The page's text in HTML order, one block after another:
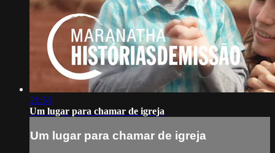
21:53
Um lugar para chamar de igreja
Um lugar para chamar de igreja